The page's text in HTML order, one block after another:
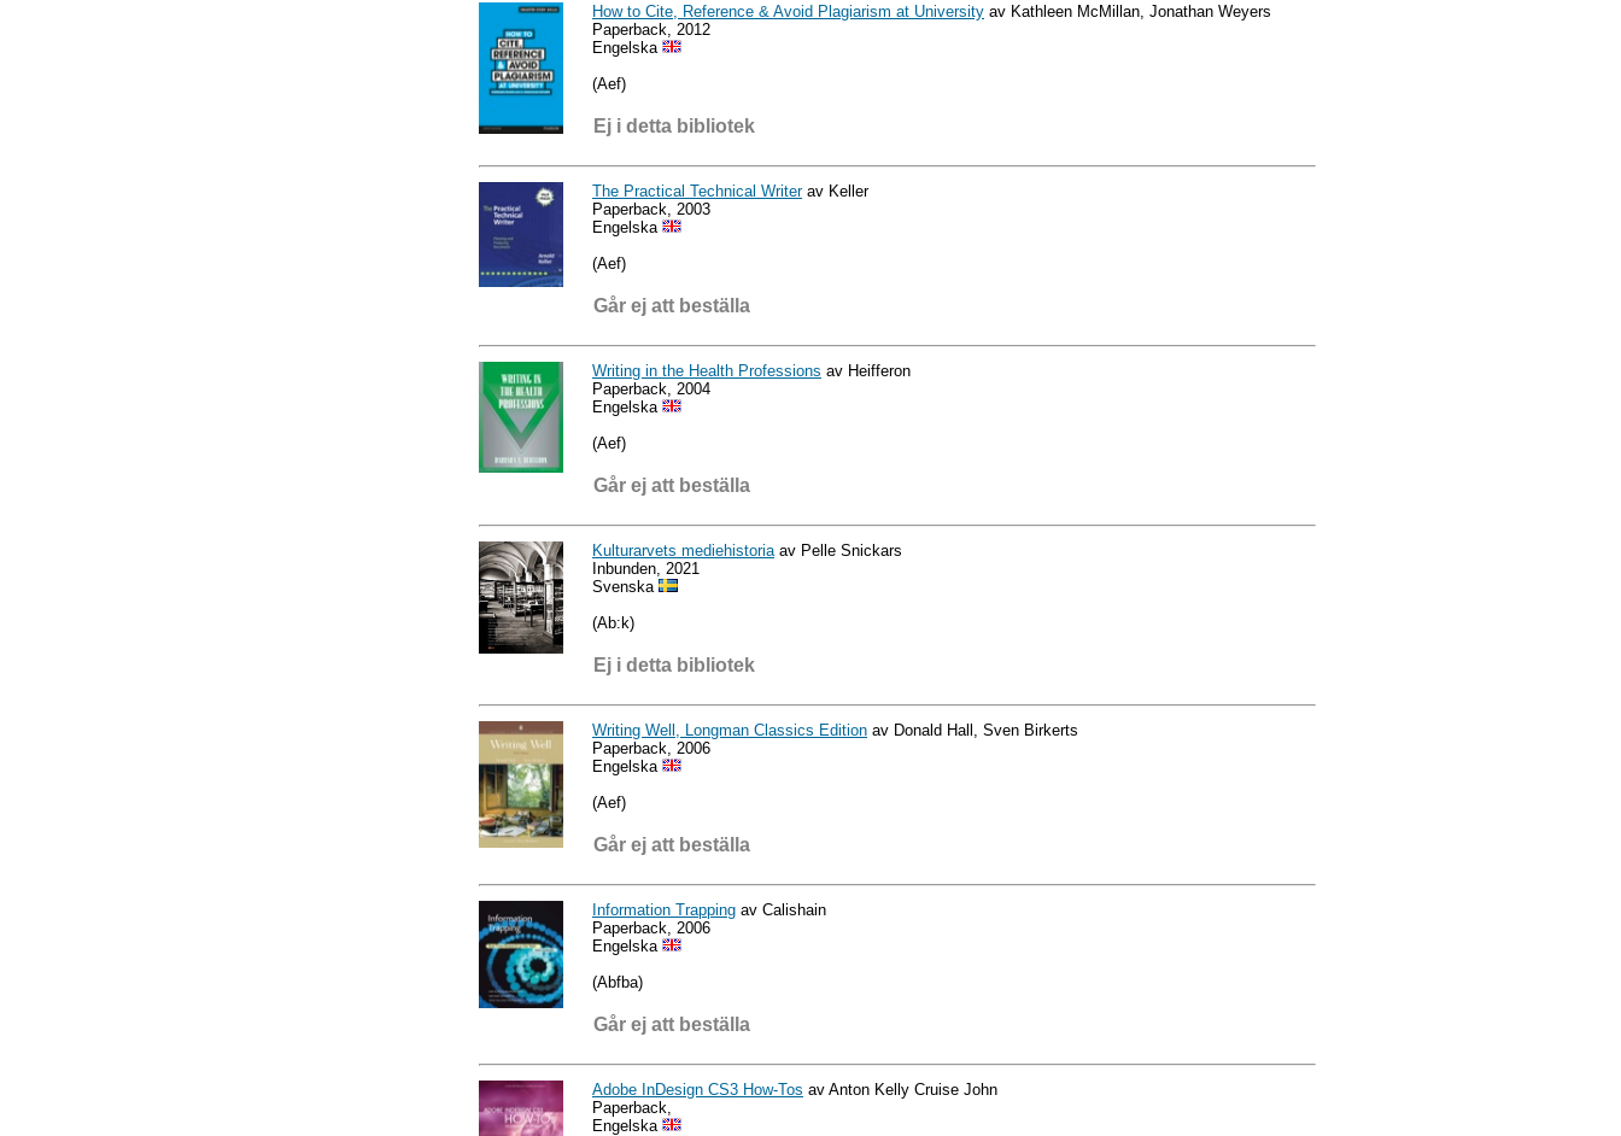
How to Cite, Reference & Avoid Plagiarism at University av Kathleen McMillan, Jonathan Weyers
Paperback, 2012
Engelska
(Aef)
Ej i detta bibliotek
The Practical Technical Writerav Keller
Paperback, 2003
Engelska
(Aef)
Går ej att beställa
Writing in the Health Professions av Heifferon
Paperback, 2004
Engelska
(Aef)
Går ej att beställa
Kulturarvets mediehistoria av Pelle Snickars
Inbunden, 2021
Svenska
(Ab:k)
Ej i detta bibliotek
Writing Well, Longman Classics Edition av Donald Hall, Sven Birkerts
Paperback, 2006
Engelska
(Aef)
Går ej att beställa
Information Trapping av Calishain
Paperback, 2006
Engelska
(Abfba)
Går ej att beställa
Adobe InDesign CS3 How-Tos av Anton Kelly Cruise John
Paperback,
Engelska